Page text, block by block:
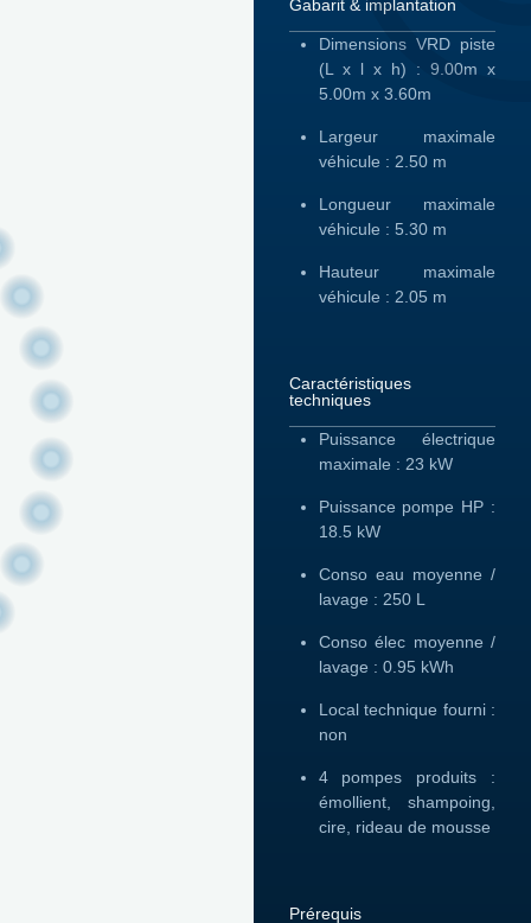
Gabarit & implantation
Dimensions VRD piste
(L x l x h) : 9.00m x
5.00m x 3.60m
Largeur maximale
véhicule : 2.50 m
Longueur maximale
véhicule : 5.30 m
Hauteur maximale
véhicule : 2.05 m
Caractéristiques
techniques​
Puissance électrique
maximale : 23 kW
Puissance pompe HP :
18.5 kW
Conso eau moyenne /
lavage : 250 L
Conso élec moyenne /
lavage : 0.95 kWh
Local technique fourni :
non
4 pompes produits :
émollient, shampoing,
cire, rideau de mousse
Prérequis